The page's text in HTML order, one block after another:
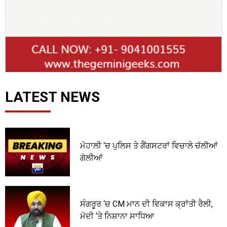
LATEST NEWS
ਮੋਹਾਲੀ ‘ਚ ਪੁਲਿਸ ਤੇ ਗੈਂਗਸਟਰਾਂ ਵਿਚਾਲੇ ਚੱਲੀਆਂ
ਗੋਲੀਆਂ
ਸੰਗਰੂਰ ‘ਚ CM ਮਾਨ ਦੀ ਵਿਕਾਸ ਕ੍ਰਾਂਤੀ ਰੈਲੀ,
ਮੋਦੀ ‘ਤੇ ਨਿਸ਼ਾਨਾ ਸਾਧਿਆ